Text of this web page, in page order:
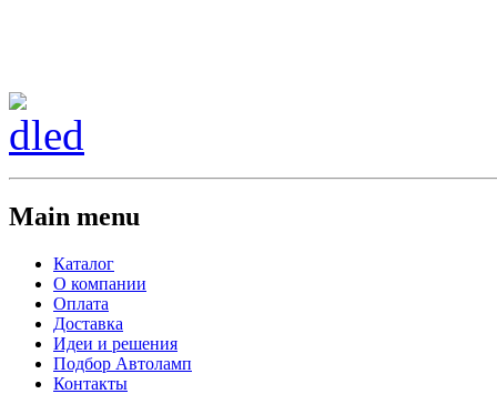
Main menu
Каталог
О компании
Оплата
Доставка
Идеи и решения
Подбор Автоламп
Контакты